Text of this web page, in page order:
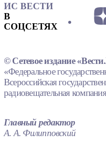
ИС ВЕСТИ
В
СОЦСЕТЯХ
© Сетевое издание
«Федеральное
Всероссийская
радиовещательная
Главный редактор
А. А. Филипповский